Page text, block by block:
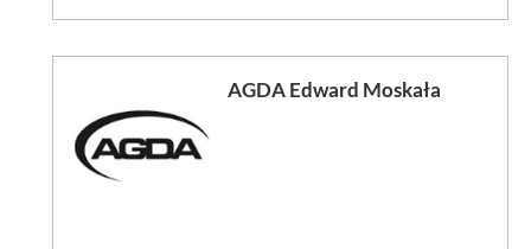
AGDA Edward Moskała